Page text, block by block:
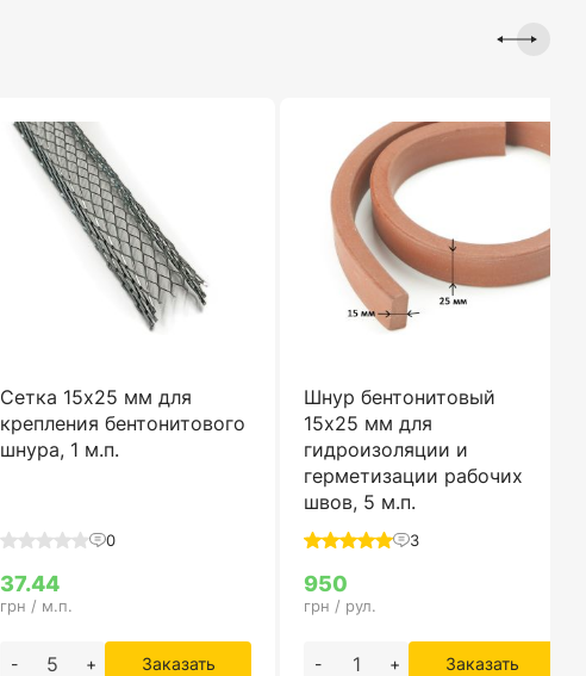
Сетка 15х25 мм для
крепления бентонитового
шнура, 1 м.п.
0
37.44
грн / м.п.
- + Заказать
Шнур бентонитовый
15х25 мм для
гидроизоляции и
герметизации рабочих
швов, 5 м.п.
3
950
грн / рул.
- + Заказать